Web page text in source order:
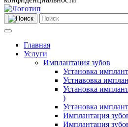
Главная
Услуги
Имплантация зубов
Установка
Устнавовка
Установка
)
Установка
Имплантация
Имплантация